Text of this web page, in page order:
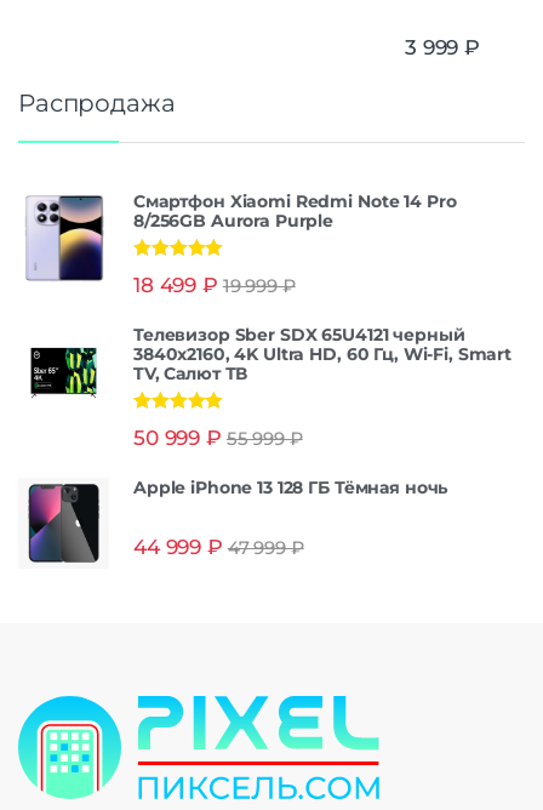
3 999 ₽
Распродажа
Смартфон Xiaomi Redmi Note 14 Pro
8/256GB Aurora Purple
из 5
18 499 ₽ 19 999₽
Телевизор Sber SDX 65U4121 черный
3840x2160, 4K Ultra HD, 60 Гц, Wi-Fi, Smart
TV, Салют ТВ
из 5
50 999 ₽ 55 999₽
Apple iPhone 13 128 ГБ Тёмная ночь
44 999 ₽ 47 999₽